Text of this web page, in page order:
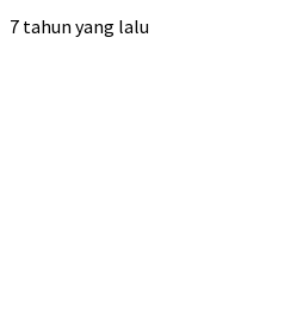
7 tahun yang lalu